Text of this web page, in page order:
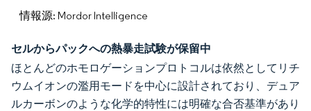
情報源: Mordor Intelligence
セルからパックへの熱暴走試験が保留中
ほとんどのホモロゲーションプロトコルは依然としてリチ
ウムイオンの濫用モードを中心に設計されており、デュア
ルカーボンのような化学的特性には明確な合否基準があり